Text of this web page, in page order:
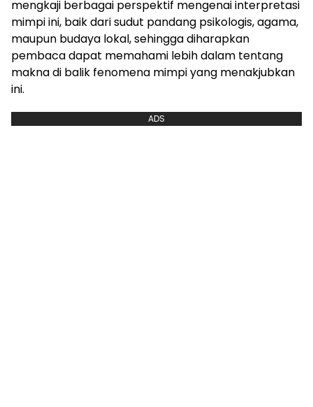
mengkaji berbagai perspektif mengenai interpretasi
mimpi ini, baik dari sudut pandang psikologis, agama,
maupun budaya lokal, sehingga diharapkan
pembaca dapat memahami lebih dalam tentang
makna di balik fenomena mimpi yang menakjubkan
ini.
ADS